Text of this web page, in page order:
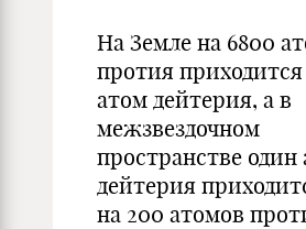
На Земле на 6800
протия
атом дейтерия, а в
межзвездочном
пространстве один
дейтерия
на 200 атомов